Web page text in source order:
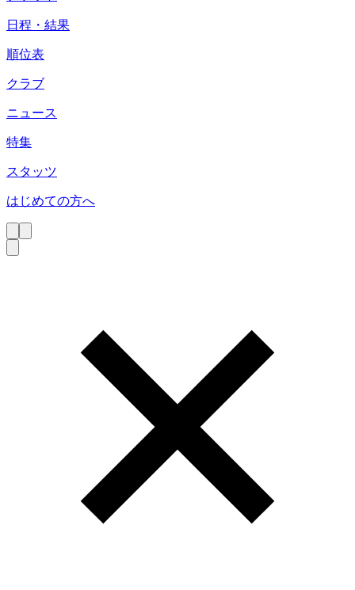
日程・結果
順位表
クラブ
ニュース
特集
スタッツ
はじめての方へ